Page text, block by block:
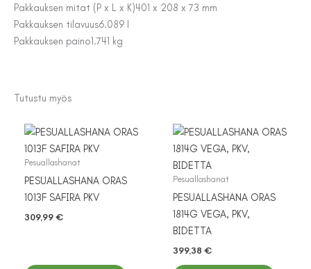
Pakkauksen mitat (P x L x K)401 x 208 x 73 mm
Pakkauksen tilavuus6.089 l
Pakkauksen paino1.741 kg
Tutustu myös
Pesuallashanat
PESUALLASHANA ORAS
1013F SAFIRA PKV
309,99 €
Pesuallashanat
PESUALLASHANA ORAS
1814G VEGA, PKV,
BIDETTA
399,38 €